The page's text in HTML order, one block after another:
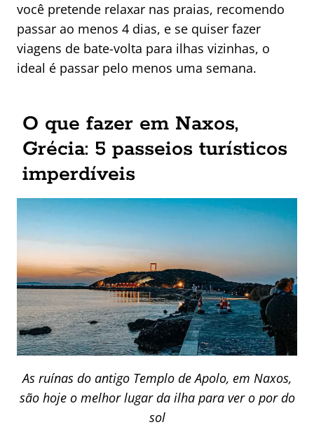
você pretende relaxar nas praias, recomendo
passar ao menos 4 dias, e se quiser fazer
viagens de bate-volta para ilhas vizinhas, o
ideal é passar pelo menos uma semana.
O que fazer em Naxos,
Grécia: 5 passeios turísticos
imperdíveis
As ruínas do antigo Templo de Apolo, em Naxos,
são hoje o melhor lugar da ilha para ver o por do
sol